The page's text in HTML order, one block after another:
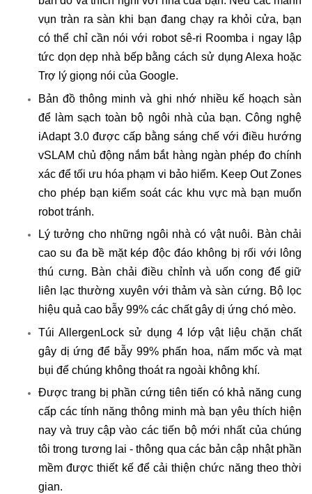
vụn tràn ra sàn khi bạn đang chạy ra khỏi cửa, bạn
có thể chỉ cần nói với robot sê-ri Roomba i ngay lập
tức dọn dẹp nhà bếp bằng cách sử dụng Alexa hoặc
Trợ lý giọng nói của Google.
Bản đồ thông minh và ghi nhớ nhiều kế hoạch sàn
để làm sạch toàn bộ ngôi nhà của bạn. Công nghệ
iAdapt 3.0 được cấp bằng sáng chế với điều hướng
vSLAM chủ động nắm bắt hàng ngàn phép đo chính
xác để tối ưu hóa phạm vi bảo hiểm. Keep Out Zones
cho phép bạn kiểm soát các khu vực mà bạn muốn
robot tránh.
Lý tưởng cho những ngôi nhà có vật nuôi. Bàn chải
cao su đa bề mặt kép độc đáo không bị rối với lông
thú cưng. Bàn chải điều chỉnh và uốn cong để giữ
liên lạc thường xuyên với thảm và sàn cứng. Bộ lọc
hiệu quả cao bẫy 99% các chất gây dị ứng chó mèo.
Túi AllergenLock sử dụng 4 lớp vật liệu chặn chất
gây dị ứng để bẫy 99% phấn hoa, nấm mốc và mạt
bụi để chúng không thoát ra ngoài không khí.
Được trang bị phần cứng tiên tiến có khả năng cung
cấp các tính năng thông minh mà bạn yêu thích hiện
nay và truy cập vào các tiến bộ mới nhất của chúng
tôi trong tương lai - thông qua các bản cập nhật phần
mềm được thiết kế để cải thiện chức năng theo thời
gian.